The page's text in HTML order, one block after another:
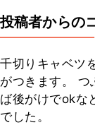
投稿者からの
千切りキャベツ
がつきます。 つ
ば後がけでokな
でした。